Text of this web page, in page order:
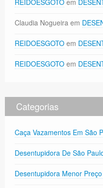
Claudia Nogueira em
REIDOESGOTO em
REIDOESGOTO em
Categorias
Caça Vazamentos Em São
Desentupidora De São
Desentupidora Menor